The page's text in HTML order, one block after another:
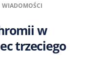
WIADOMOŚCI
w
trzeciego